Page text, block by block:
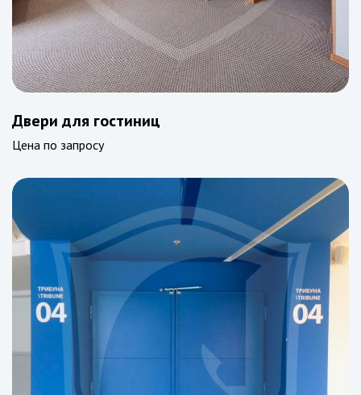
Двери для гостиниц
Цена по запросу